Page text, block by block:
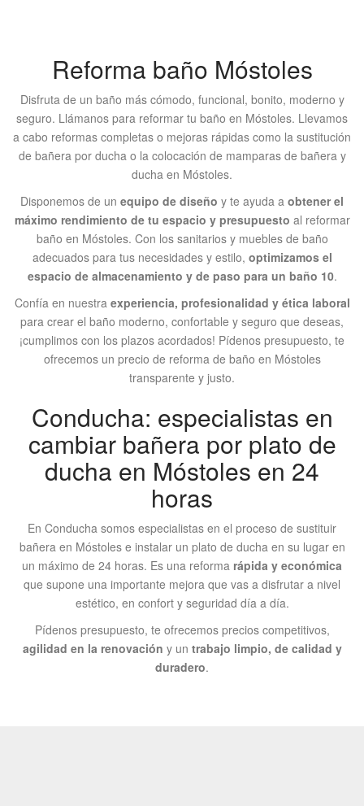
Reforma baño Móstoles
Disfruta de un baño más cómodo, funcional, bonito, moderno y
seguro. Llámanos para reformar tu baño en Móstoles. Llevamos
a cabo reformas completas o mejoras rápidas como la sustitución
de bañera por ducha o la colocación de mamparas de bañera y
ducha en Móstoles.
Disponemos de un equipo de diseño y te ayuda a obtener el
máximo rendimiento de tu espacio y presupuesto al reformar
baño en Móstoles. Con los sanitarios y muebles de baño
adecuados para tus necesidades y estilo, optimizamos el
espacio de almacenamiento y de paso para un baño 10.
Confía en nuestra experiencia, profesionalidad y ética laboral
para crear el baño moderno, confortable y seguro que deseas,
¡cumplimos con los plazos acordados! Pídenos presupuesto, te
ofrecemos un precio de reforma de baño en Móstoles
transparente y justo.
Conducha: especialistas en
cambiar bañera por plato de
ducha en Móstoles en 24
horas
En Conducha somos especialistas en el proceso de sustituir
bañera en Móstoles e instalar un plato de ducha en su lugar en
un máximo de 24 horas. Es una reforma rápida y económica
que supone una importante mejora que vas a disfrutar a nivel
estético, en confort y seguridad día a día.
Pídenos presupuesto, te ofrecemos precios competitivos,
agilidad en la renovación y un trabajo limpio, de calidad y
duradero.